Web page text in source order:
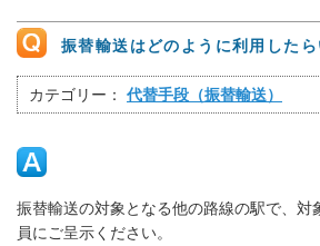
振替輸送はどのように利用した
カテゴリー： 代替手段（振替輸送）
振替輸送の対象となる他の路線の駅で、対
員にご呈示ください。